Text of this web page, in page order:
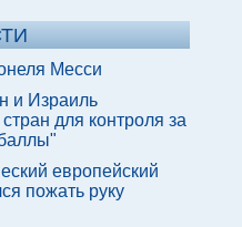
Месси
и Израиль
для контроля за
европейский
пожать руку